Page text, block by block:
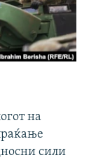
на
сили